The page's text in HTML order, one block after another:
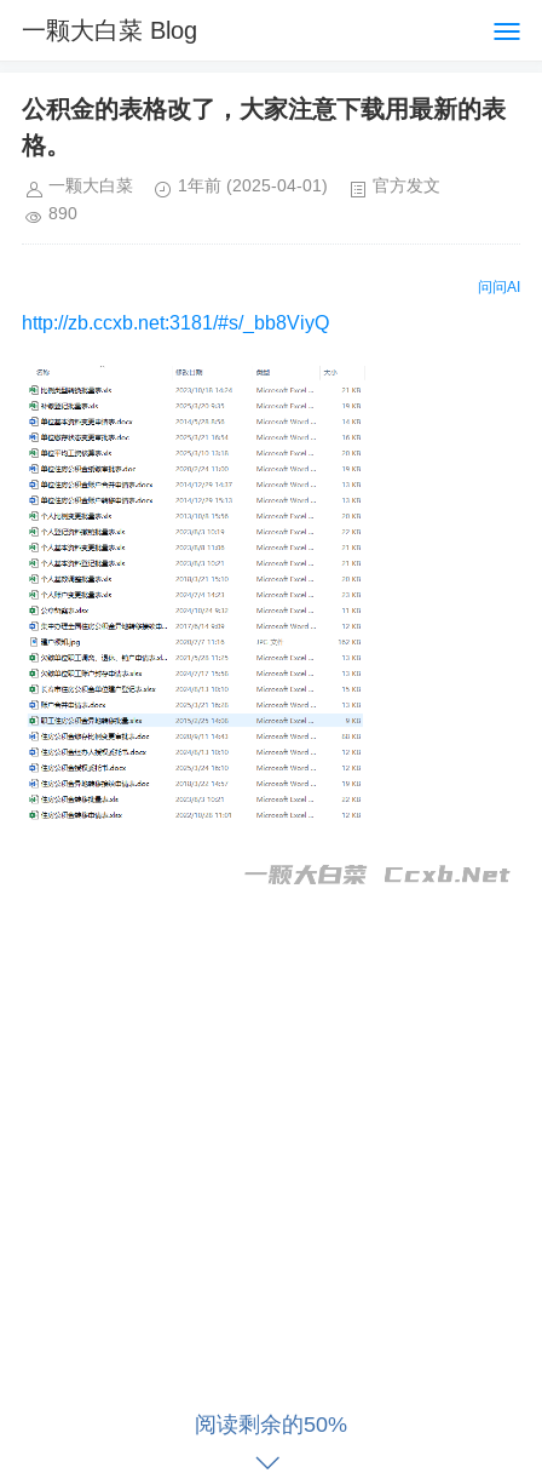
一颗大白菜 Blog
公积金的表格改了，大家注意下载用最新的表
格。
一颗大白菜 1年前 (2025-04-01)
官方发文
890
问问AI
http://zb.ccxb.net:3181/#s/_bb8ViyQ
阅读剩余的50%